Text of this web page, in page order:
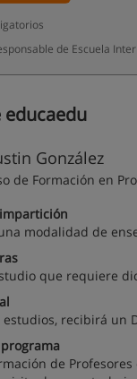
de Escuela
educaedu
González
de Formación en
modalidad de
que requiere
recibirá un
de